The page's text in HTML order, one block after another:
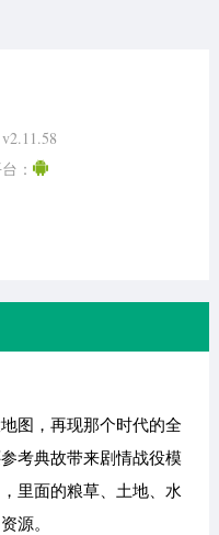
：
图，再现那个时代的全
考典故带来剧情战役模
里面的粮草、土地、水
源。